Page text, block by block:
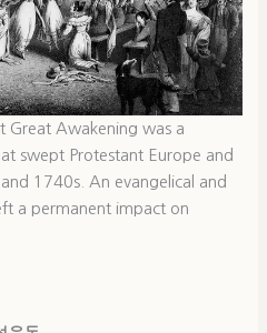
Great Awakening was a
swept Protestant Europe and
1740s. An evangelical and
a permanent impact on